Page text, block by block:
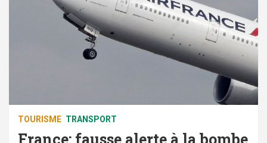
TOURISME TRANSPORT